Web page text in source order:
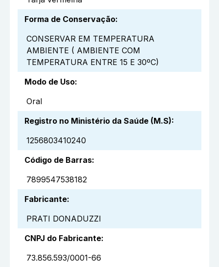
Forma de Conservação:
CONSERVAR EM TEMPERATURA
AMBIENTE ( AMBIENTE COM
TEMPERATURA ENTRE 15 E 30ºC)
Modo de Uso:
Oral
Registro no Ministério da Saúde (M.S):
1256803410240
Código de Barras:
7899547538182
Fabricante:
PRATI DONADUZZI
CNPJ do Fabricante:
73.856.593/0001-66